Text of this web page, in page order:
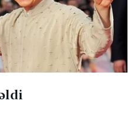
edir....